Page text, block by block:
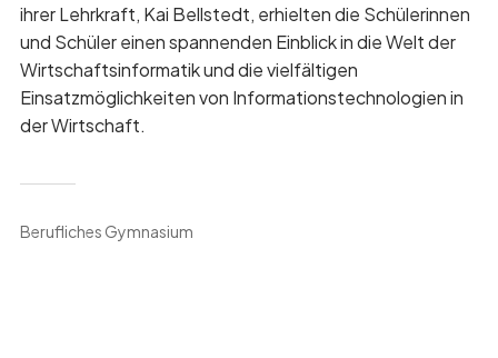
ihrer Lehrkraft, Kai Bellstedt, erhielten die Schülerinnen
und Schüler einen spannenden Einblick in die Welt der
Wirtschaftsinformatik und die vielfältigen
Einsatzmöglichkeiten von Informationstechnologien in
der Wirtschaft.
Berufliches Gymnasium